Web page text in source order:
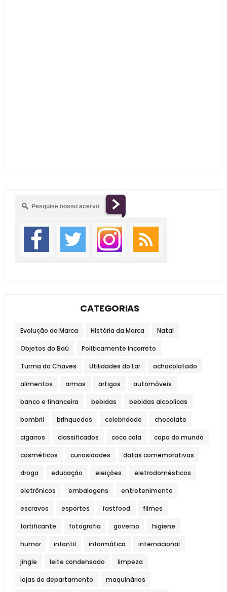
CATEGORIAS
Evolução da Marca História da Marca Natal
Objetos do Baú Politicamente Incorreto
Turma do Chaves Utilidades do Lar achocolatado
alimentos armas artigos automóveis
banco e financeira bebidas bebidas alcoolicas
bombril brinquedos celebridade chocolate
cigarros classificados coca cola copa do mundo
cosméticos curiosidades datas comemorativas
droga educação eleições eletrodomésticos
eletrônicos embalagens entretenimento
escravos esportes fastfood filmes
fortificante fotografia governo higiene
humor infantil informática internacional
jingle leite condensado limpeza
lojas de departamento maquinários